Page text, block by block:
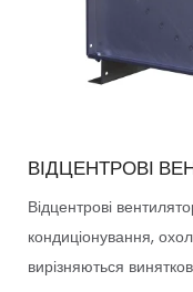
ВІДЦЕНТРОВІ
Відцентрові
кондиціонування,
вирізняються